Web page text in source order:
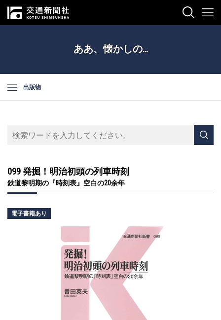
ああ、懐かしの…
出版物
099 発掘！明治初頭の列車時刻
鉄道黎明期の『時刻表』空白の20余年
電子書籍あり